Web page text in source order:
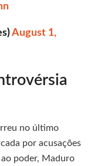
August 1,
no último
por acusações
poder, Maduro